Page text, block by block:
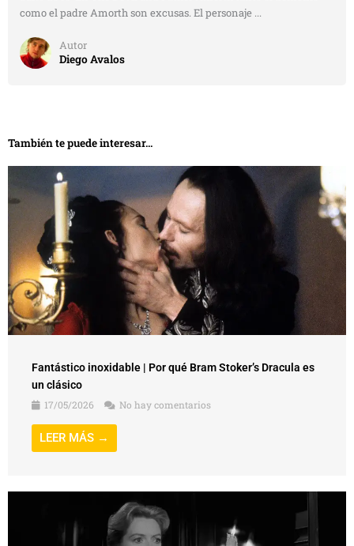
Fantástico inoxidable | Por qué Bram Stoker’s Dracula es
un clásico
Fantástico inoxidable | Por qué The Innocents es un
clásico
30/01/2026
No hay comentarios
LEER MÁS →